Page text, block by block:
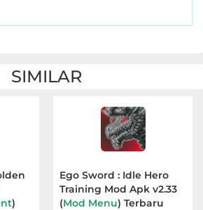
SIMILAR
)
Ego Sword : Idle Hero
Training Mod Apk v2.33
(Mod Menu) Terbaru